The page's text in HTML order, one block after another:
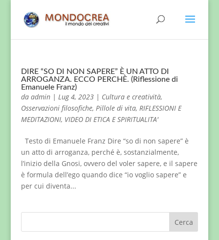
DIRE “SO DI NON SAPERE” È UN ATTO DI
ARROGANZA. ECCO PERCHÈ. (Riflessione di
Emanuele Franz)
da admin| Lug 4, 2023| Cultura e creatività,
Osservazioni filosofiche, Pillole di vita, RIFLESSIONI E
MEDITAZIONI, VIDEO DI ETICA E SPIRITUALITA'
Testo di Emanuele Franz Dire “so di non sapere” è
un atto di arroganza, perché è, sostanzialmente,
l’inizio della Gnosi, ovvero del voler sapere, e il sapere
è formula dell’ego quando dice “io voglio sapere” e
per cui diventa...
Cerca